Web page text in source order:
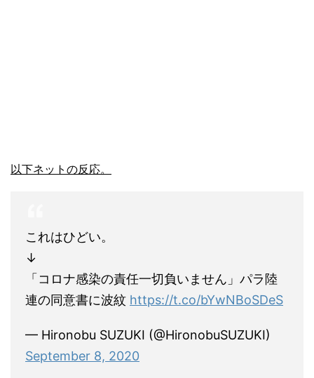
以下ネットの反応。
これはひどい。
↓
「コロナ感染の責任一切負いません」パラ陸
連の同意書に波紋 https://t.co/bYwNBoSDeS
— Hironobu SUZUKI (@HironobuSUZUKI)
September 8, 2020